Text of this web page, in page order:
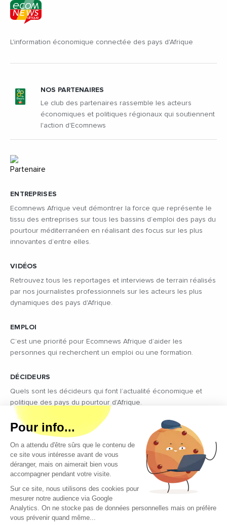
L'information économique connectée des pays d'Afrique
ENTREPRISES
Ecomnews Afrique veut démontrer la force que représente le
tissu des entreprises sur tous les bassins d’emploi des pays du
pourtour méditerranéen en réalisant des focus sur les plus
innovantes d’entre elles.
VIDÉOS
Retrouvez tous les reportages et interviews de terrain réalisés
par nos journalistes professionnels sur les acteurs les plus
dynamiques des pays d'Afrique.
EMPLOI
C’est une priorité pour Ecomnews Afrique d’aider les
personnes qui recherchent un emploi ou une formation.
DÉCIDEURS
Quels sont les décideurs qui font l’actualité économique et
politique des pays du pourtour d'Afrique.
NOS PARTENAIRES
Le club des partenaires rassemble les acteurs
économiques et politiques régionaux qui soutiennent
l'action d'Ecomnews
Copyright © 2026 - Tous droits réservés
Qui sommes-nous ?